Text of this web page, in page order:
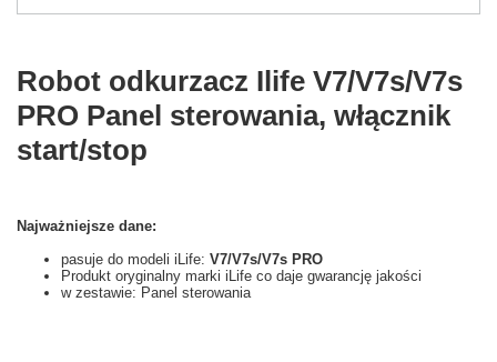
Robot odkurzacz Ilife V7/V7s/V7s
PRO Panel sterowania, włącznik
start/stop
Najważniejsze dane:
pasuje do modeli iLife: V7/V7s/V7s PRO
Produkt oryginalny marki iLife co daje gwarancję jakości
w zestawie: Panel sterowania